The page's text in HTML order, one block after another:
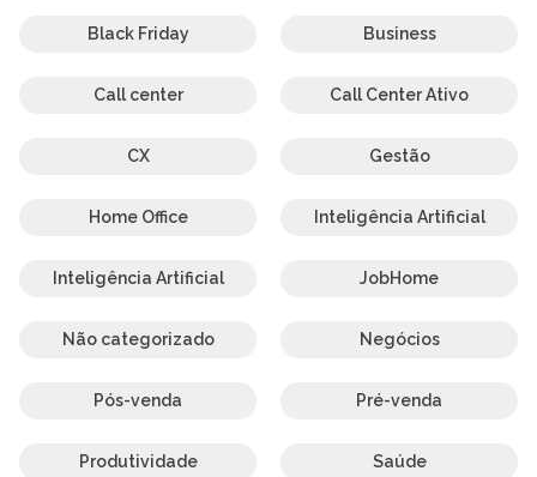
Black Friday Business
Call center Call Center Ativo
CX Gestão
Home Office Inteligência Artificial
Inteligência Artificial JobHome
Não categorizado Negócios
Pós-venda Pré-venda
Produtividade Saúde